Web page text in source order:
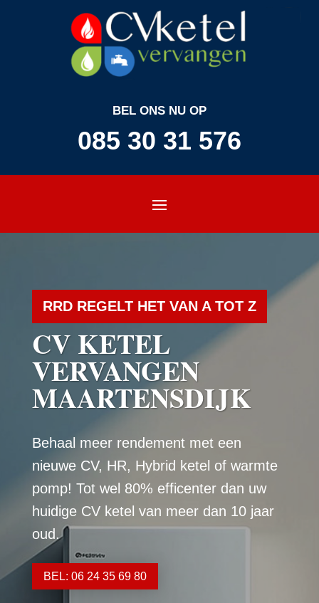
BEL ONS NU OP
085 30 31 576
RRD REGELT HET VAN A TOT Z
CV KETEL
VERVANGEN
MAARTENSDIJK
Behaal meer rendement met een
nieuwe CV, HR, Hybrid ketel of warmte
pomp! Tot wel 80% efficenter dan uw
huidige CV ketel van meer dan 10 jaar
oud.
BEL: 06 24 35 69 80